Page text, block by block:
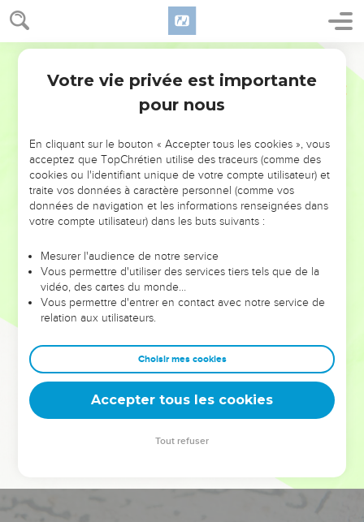
NE MANQUEZ PAS L’ÉVÉNEMENT
DE L’ANNÉE !
ET SI LEURS ERREURS POUVAIENT VOUS ÉVITER LES
VOTRES ?
leur foi ou leur vision. Mais on voit moins les doutes, les erreurs
et les saisons difficiles qu'ils ont traversés, alors même que ce
sont elles qui les ont façonnés.
Dans cette conférence, leaders, entrepreneurs, et responsables
clés pour avancer avec plus de sagesse afin que leurs erreurs
deviennent vos tremplins. Que vous guidiez un ministère, une
équipe, un groupe ou une famille, leur expérience est faite
Votre vie privée est importante
pour nous
En cliquant sur le bouton « Accepter tous les cookies », vous
acceptez que TopChrétien utilise des traceurs (comme des
cookies ou l'identifiant unique de votre compte utilisateur) et
traite vos données à caractère personnel (comme vos
données de navigation et les informations renseignées dans
votre compte utilisateur) dans les buts suivants :
Mesurer l'audience de notre service
Vous permettre d'utiliser des services tiers tels que de la
vidéo, des cartes du monde…
Vous permettre d'entrer en contact avec notre service de
relation aux utilisateurs.
Choisir mes cookies
Accepter tous les cookies
Tout refuser